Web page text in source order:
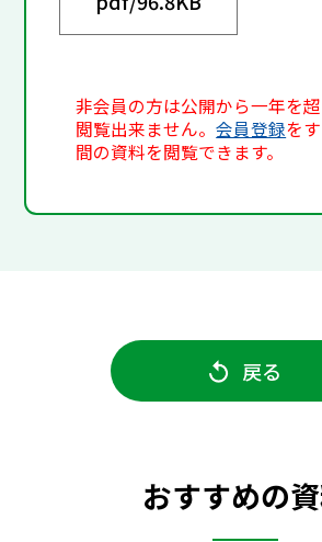
非会員の方は公開から一年を
閲覧出来ません。会員登録を
間の資料を閲覧できます。
戻る
おすすめの